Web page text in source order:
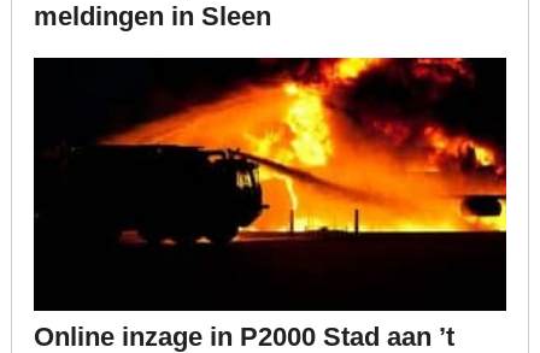
meldingen in Sleen
Online inzage in P2000 Stad aan ’t